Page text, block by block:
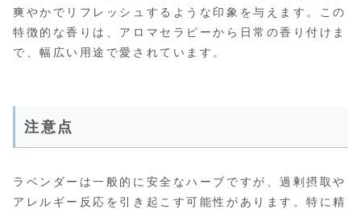
爽やかでリフレッシュするような印象を与えます。この
特徴的な香りは、アロマセラピーから日常の香り付けま
で、幅広い用途で愛されています。
注意点
ラベンダーは一般的に安全なハーブですが、過剰摂取や
アレルギー反応を引き起こす可能性があります。特に精